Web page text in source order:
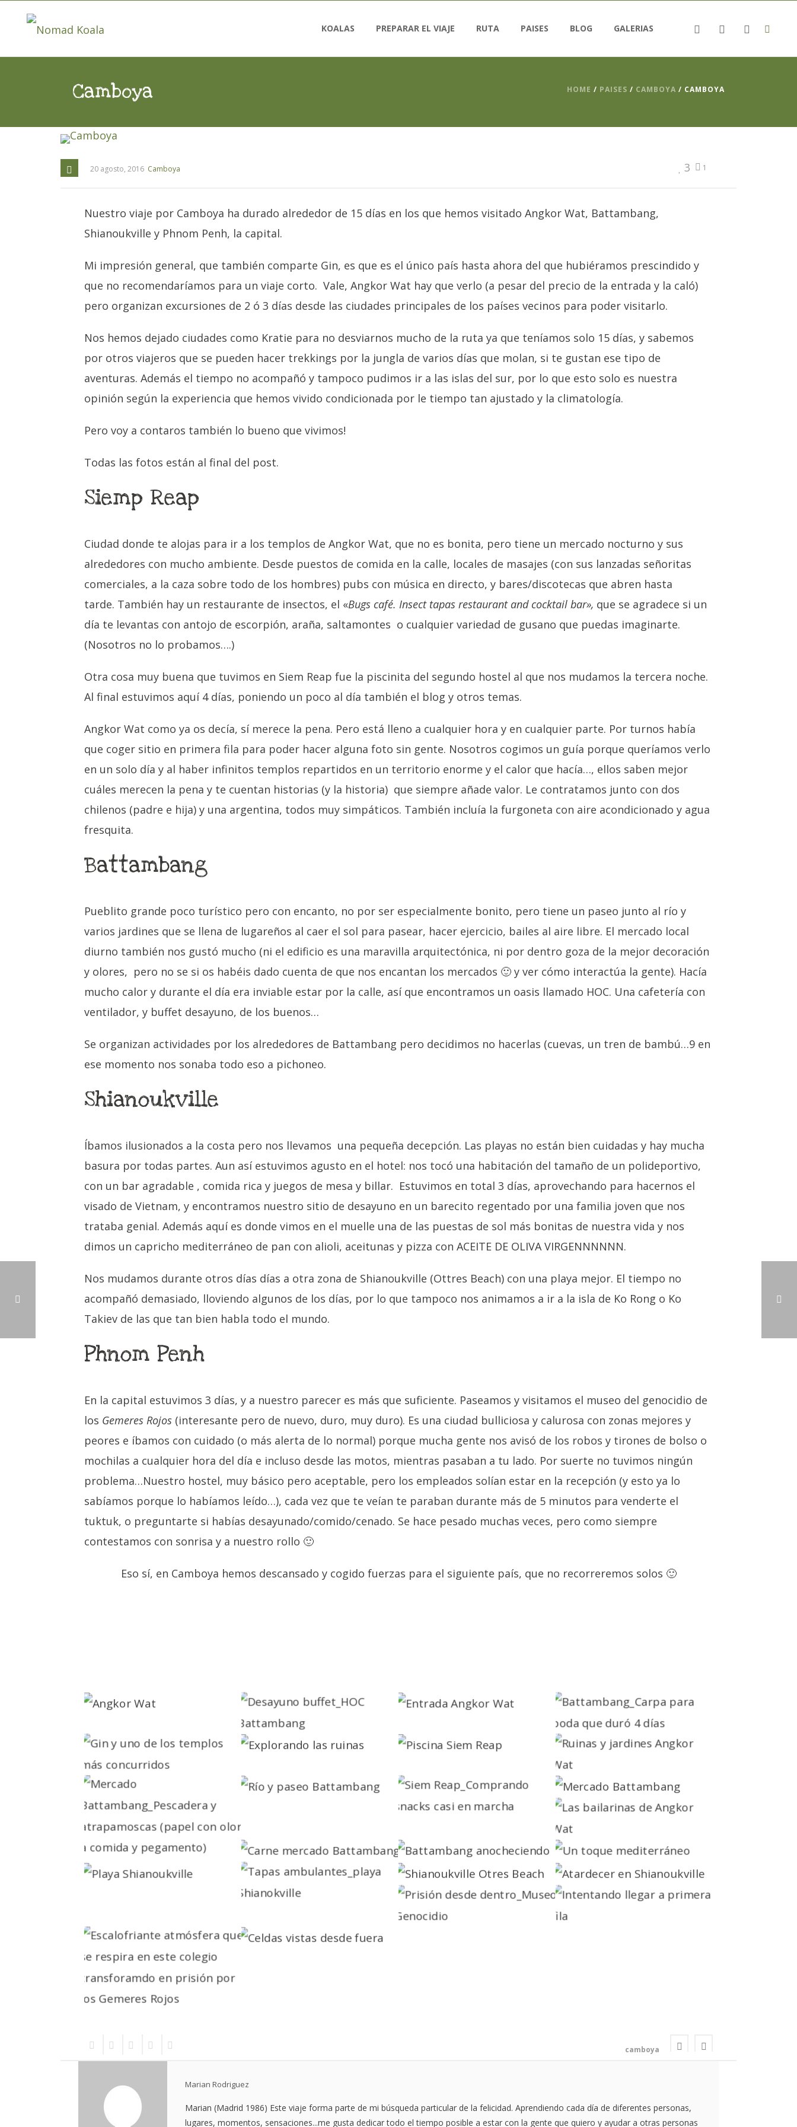
KOALAS PREPARAR EL VIAJE RUTA PAISES BLOG GALERIAS
Camboya HOME / PAISES / CAMBOYA / CAMBOYA
20 agosto, 2016 Camboya 1
3
Nuestro viaje por Camboya ha durado alrededor de 15 días en los que hemos visitado Angkor Wat, Battambang,
Shianoukville y Phnom Penh, la capital.
Mi impresión general, que también comparte Gin, es que es el único país hasta ahora del que hubiéramos prescindido y
que no recomendaríamos para un viaje corto. Vale, Angkor Wat hay que verlo (a pesar del precio de la entrada y la caló)
pero organizan excursiones de 2 ó 3 días desde las ciudades principales de los países vecinos para poder visitarlo.
Nos hemos dejado ciudades como Kratie para no desviarnos mucho de la ruta ya que teníamos solo 15 días, y sabemos
por otros viajeros que se pueden hacer trekkings por la jungla de varios días que molan, si te gustan ese tipo de
aventuras. Además el tiempo no acompañó y tampoco pudimos ir a las islas del sur, por lo que esto solo es nuestra
opinión según la experiencia que hemos vivido condicionada por le tiempo tan ajustado y la climatología.
Pero voy a contaros también lo bueno que vivimos!
Todas las fotos están al final del post.
Siemp Reap
Ciudad donde te alojas para ir a los templos de Angkor Wat, que no es bonita, pero tiene un mercado nocturno y sus
alrededores con mucho ambiente. Desde puestos de comida en la calle, locales de masajes (con sus lanzadas señoritas
comerciales, a la caza sobre todo de los hombres) pubs con música en directo, y bares/discotecas que abren hasta
tarde. También hay un restaurante de insectos, el «Bugs café. Insect tapas restaurant and cocktail bar», que se agradece si un
día te levantas con antojo de escorpión, araña, saltamontes o cualquier variedad de gusano que puedas imaginarte.
(Nosotros no lo probamos….)
Otra cosa muy buena que tuvimos en Siem Reap fue la piscinita del segundo hostel al que nos mudamos la tercera noche.
Al final estuvimos aquí 4 días, poniendo un poco al día también el blog y otros temas.
Angkor Wat como ya os decía, sí merece la pena. Pero está lleno a cualquier hora y en cualquier parte. Por turnos había
que coger sitio en primera fila para poder hacer alguna foto sin gente. Nosotros cogimos un guía porque queríamos verlo
en un solo día y al haber infinitos templos repartidos en un territorio enorme y el calor que hacía…, ellos saben mejor
cuáles merecen la pena y te cuentan historias (y la historia) que siempre añade valor. Le contratamos junto con dos
chilenos (padre e hija) y una argentina, todos muy simpáticos. También incluía la furgoneta con aire acondicionado y agua
fresquita.
Battambang
Pueblito grande poco turístico pero con encanto, no por ser especialmente bonito, pero tiene un paseo junto al río y
varios jardines que se llena de lugareños al caer el sol para pasear, hacer ejercicio, bailes al aire libre. El mercado local
diurno también nos gustó mucho (ni el edificio es una maravilla arquitectónica, ni por dentro goza de la mejor decoración
y olores, pero no se si os habéis dado cuenta de que nos encantan los mercados 🙂 y ver cómo interactúa la gente). Hacía
mucho calor y durante el día era inviable estar por la calle, así que encontramos un oasis llamado HOC. Una cafetería con
ventilador, y buffet desayuno, de los buenos…
Se organizan actividades por los alrededores de Battambang pero decidimos no hacerlas (cuevas, un tren de bambú…9 en
ese momento nos sonaba todo eso a pichoneo.
Shianoukville
Íbamos ilusionados a la costa pero nos llevamos una pequeña decepción. Las playas no están bien cuidadas y hay mucha
basura por todas partes. Aun así estuvimos agusto en el hotel: nos tocó una habitación del tamaño de un polideportivo,
con un bar agradable , comida rica y juegos de mesa y billar. Estuvimos en total 3 días, aprovechando para hacernos el
visado de Vietnam, y encontramos nuestro sitio de desayuno en un barecito regentado por una familia joven que nos
trataba genial. Además aquí es donde vimos en el muelle una de las puestas de sol más bonitas de nuestra vida y nos
dimos un capricho mediterráneo de pan con alioli, aceitunas y pizza con ACEITE DE OLIVA VIRGENNNNNN.
Nos mudamos durante otros días días a otra zona de Shianoukville (Ottres Beach) con una playa mejor. El tiempo no
acompañó demasiado, lloviendo algunos de los días, por lo que tampoco nos animamos a ir a la isla de Ko Rong o Ko
Takiev de las que tan bien habla todo el mundo.
Phnom Penh
En la capital estuvimos 3 días, y a nuestro parecer es más que suficiente. Paseamos y visitamos el museo del genocidio de
los Gemeres Rojos (interesante pero de nuevo, duro, muy duro). Es una ciudad bulliciosa y calurosa con zonas mejores y
peores e íbamos con cuidado (o más alerta de lo normal) porque mucha gente nos avisó de los robos y tirones de bolso o
mochilas a cualquier hora del día e incluso desde las motos, mientras pasaban a tu lado. Por suerte no tuvimos ningún
problema…Nuestro hostel, muy básico pero aceptable, pero los empleados solían estar en la recepción (y esto ya lo
sabíamos porque lo habíamos leído…), cada vez que te veían te paraban durante más de 5 minutos para venderte el
tuktuk, o preguntarte si habías desayunado/comido/cenado. Se hace pesado muchas veces, pero como siempre
contestamos con sonrisa y a nuestro rollo 🙂
Eso sí, en Camboya hemos descansado y cogido fuerzas para el siguiente país, que no recorreremos solos 🙂
camboya
Marian Rodriguez
Marian (Madrid 1986) Este viaje forma parte de mi búsqueda particular de la felicidad. Aprendiendo cada día de diferentes personas,
lugares, momentos, sensaciones...me gusta dedicar todo el tiempo posible a estar con la gente que quiero y ayudar a otras personas